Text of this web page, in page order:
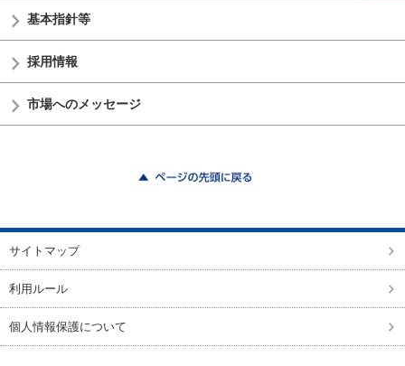
基本指針等
採用情報
市場へのメッセージ
サイトマップ
利用ルール
個人情報保護について